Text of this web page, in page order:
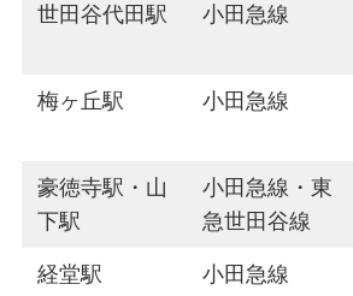
世田谷代田駅 小田急線
梅ヶ丘駅 小田急線
豪徳寺駅・山
下駅
小田急線・東
急世田谷線
経堂駅 小田急線